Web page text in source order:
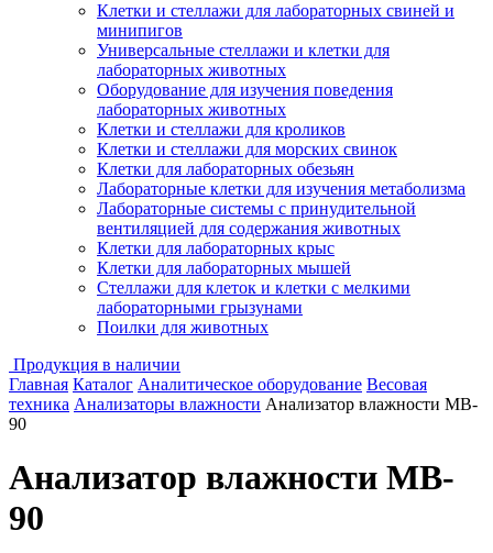
Клетки и стеллажи для лабораторных свиней и
минипигов
Универсальные стеллажи и клетки для
лабораторных животных
Оборудование для изучения поведения
лабораторных животных
Клетки и стеллажи для кроликов
Клетки и стеллажи для морских свинок
Клетки для лабораторных обезьян
Лабораторные клетки для изучения метаболизма
Лабораторные системы с принудительной
вентиляцией для содержания животных
Клетки для лабораторных крыс
Клетки для лабораторных мышей
Стеллажи для клеток и клетки с мелкими
лабораторными грызунами
Поилки для животных
Продукция в наличии
Главная Каталог Аналитическое оборудование Весовая
техника Анализаторы влажности Анализатор влажности MB-
90
Анализатор влажности MB-
90